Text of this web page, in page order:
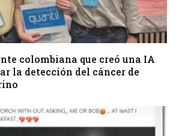
colombiana que creó una IA
la detección del cáncer de